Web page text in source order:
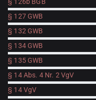
§ 126b BGB
§ 127 GWB
§ 132 GWB
§ 134 GWB
§ 135 GWB
§ 14 Abs. 4 Nr. 2 VgV
§ 14 VgV